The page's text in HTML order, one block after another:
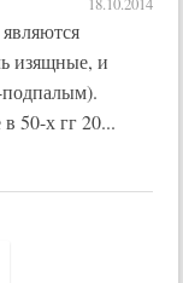
изящные, и
подпалым).
50-х гг 20...